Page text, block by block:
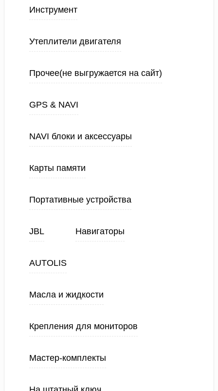
Инструмент
Утеплители двигателя
Прочее(не выгружается на сайт)
GPS & NAVI
NAVI блоки и аксессуары
Карты памяти
Портативные устройства
JBL Навигаторы
AUTOLIS
Масла и жидкости
Крепления для мониторов
Мастер-комплекты